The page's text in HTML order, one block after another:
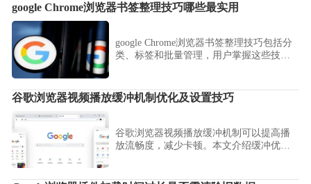
google Chrome浏览器书签整理技巧哪些最实用
google Chrome浏览器书签整理技巧包括分
类、标签和批量管理，用户掌握这些技巧
谷歌浏览器视频播放缓冲机制优化及设置技巧
谷歌浏览器视频播放缓冲机制可以提高播
放流畅度，减少卡顿。本文介绍缓冲优化